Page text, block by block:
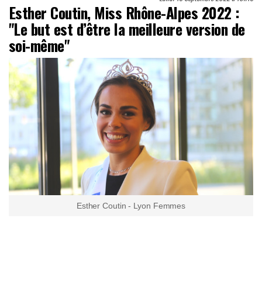
Esther Coutin, Miss Rhône-Alpes 2022 :
"Le but est d’être la meilleure version de
soi-même"
Esther Coutin - Lyon Femmes